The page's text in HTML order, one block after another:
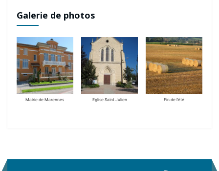
Galerie de photos
Mairie de Marennes Eglise Saint Julien Fin de l’été